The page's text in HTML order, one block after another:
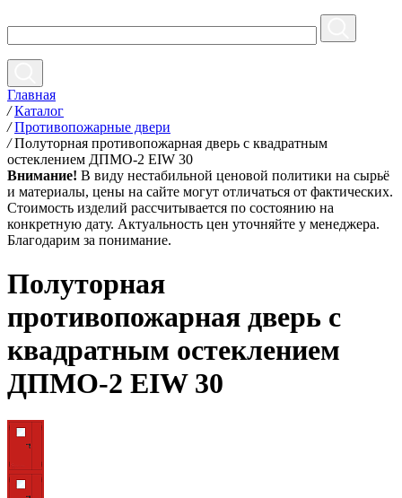
Главная
/ Каталог
/ Противопожарные двери
/ Полуторная противопожарная дверь с квадратным
остеклением ДПМО-2 EIW 30
Внимание! В виду нестабильной ценовой политики на сырьё
и материалы, цены на сайте могут отличаться от фактических.
Стоимость изделий рассчитывается по состоянию на
конкретную дату. Актуальность цен уточняйте у менеджера.
Благодарим за понимание.
Полуторная
противопожарная дверь с
квадратным остеклением
ДПМО-2 EIW 30